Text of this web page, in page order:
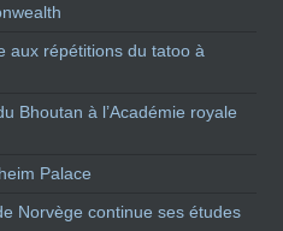
aux répétitions du tatoo à
Bhoutan à l’Académie royale
Palace
Norvège continue ses études